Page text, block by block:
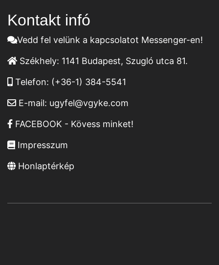
Kontakt infó
Vedd fel velünk a kapcsolatot Messenger-en!
Székhely: 1141 Budapest, Szugló utca 81.
Telefon: (+36-1) 384-5541
E-mail: ugyfel@vgyke.com
FACEBOOK - Kövess minket!
Impresszum
Honlaptérkép